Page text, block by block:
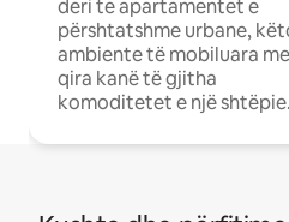
deri te apartamentet e
përshtatshme urbane,
ambiente të mobiluara me
qira kanë të gjitha
komoditetet e një shtëpie.